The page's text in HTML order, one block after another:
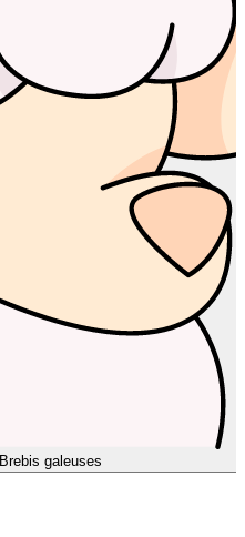
Brebis galeuses